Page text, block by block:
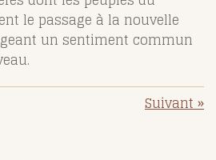
le passage à la nouvelle
un sentiment commun
Suivant»